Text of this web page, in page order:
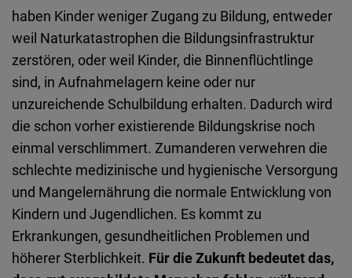
haben Kinder weniger Zugang zu Bildung, entweder
weil Naturkatastrophen die Bildungsinfrastruktur
zerstören, oder weil Kinder, die Binnenflüchtlinge
sind, in Aufnahmelagern keine oder nur
unzureichende Schulbildung erhalten. Dadurch wird
die schon vorher existierende Bildungskrise noch
einmal verschlimmert. Zumanderen verwehren die
schlechte medizinische und hygienische Versorgung
und Mangelernährung die normale Entwicklung von
Kindern und Jugendlichen. Es kommt zu
Erkrankungen, gesundheitlichen Problemen und
höherer Sterblichkeit. Für die Zukunft bedeutet das,